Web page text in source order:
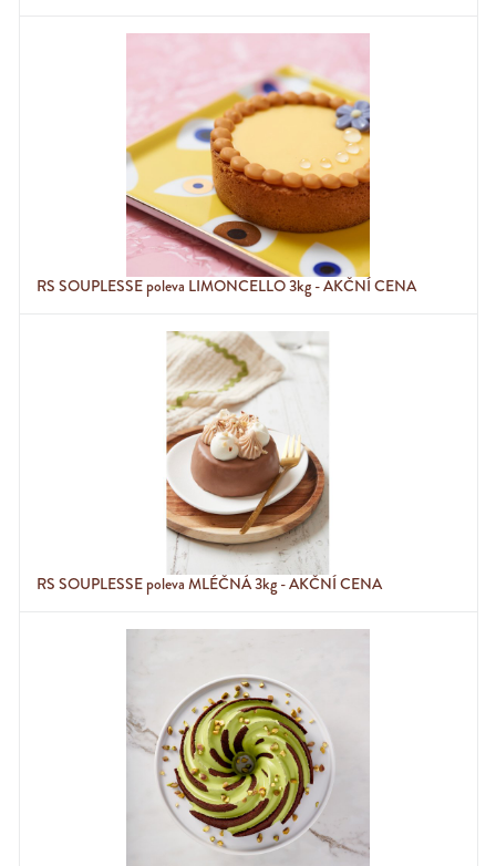
RS SOUPLESSE poleva LIMONCELLO 3kg - AKČNÍ CENA
RS SOUPLESSE poleva MLÉČNÁ 3kg - AKČNÍ CENA